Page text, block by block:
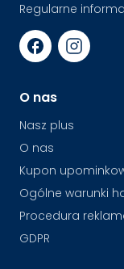
Regularne
O nas
Nasz plus
O nas
Kupon
Ogólne warunki
Procedura
GDPR